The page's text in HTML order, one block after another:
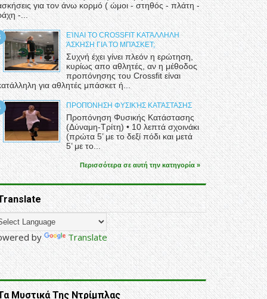
για τον άνω κορμό ( ώμοι - στηθός - πλάτη -
-...
ΕΊΝΑΙ ΤΟ CROSSFIT ΚΑΤΆΛΛΗΛΗ
ΆΣΚΗΣΗ ΓΙΑ ΤΟ ΜΠΆΣΚΕΤ;
Συχνή έχει γίνει πλεόν η ερώτηση,
κυρίως απο αθλητές, αν η μέθοδος
προπόνησης του Crossfit είναι
για αθλητές μπάσκετ ή...
ΠΡΟΠΌΝΗΣΗ ΦΥΣΙΚΉΣ ΚΑΤΆΣΤΑΣΗΣ
Προπόνηση Φυσικής Κατάστασης
(Δύναμη-Τρίτη) • 10 λεπτά σχοινάκι
(πρώτα 5’ με το δεξί πόδι και μετά
5’ με το...
Περισσότερα σε αυτή την κατηγορία »
by Translate
Μυστικά Της Ντρίμπλας